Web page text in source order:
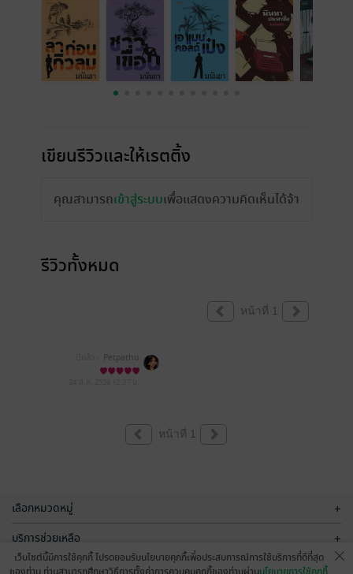
เขียนรีวิวและให้เรตติ้ง
คุณสามารถเข้าสู่ระบบเพื่อแสดงความคิดเห็นได้จ้า
รีวิวทั้งหมด
หน้าที่ 1
Petpathu
หน้าที่ 1
เลือกหมวดหมู่ +
บริการช่วยเหลือ +
เกี่ยวกับเรา
เว็บไซต์นี้มีการใช้คุกกี้ โปรดยอมรับนโยบายคุกกี้เพื่อประสบการณ์การใช้บริการที่ดีที่สุด